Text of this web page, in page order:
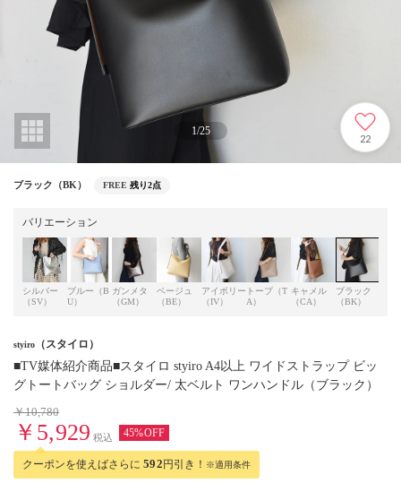
1/25
22
ブラック（BK） FREE 残り2点
バリエーション
シルバー
（SV）
ブルー（B
U）
ガンメタ
（GM）
ベージュ
（BE）
アイボリー
（IV）
トープ（T
A）
キャメル
（CA）
ブラック
（BK）
styiro （スタイロ）
■TV媒体紹介商品■スタイロ styiro A4以上 ワイドストラップ ビッ
グトートバッグ ショルダー/ 太ベルト ワンハンドル（ブラック）
￥10,780
￥5,929 税込 45%OFF
クーポンを使えばさらに 592円引き！ ※適用条件